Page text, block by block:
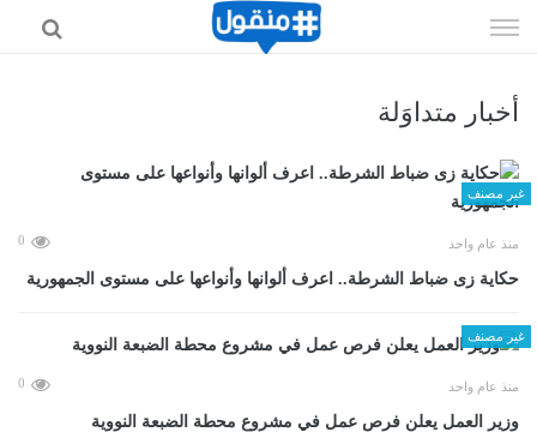
الى
أخبار متداوَلة
غير مصنف
منذ عام واحد 0
حكاية زى ضباط الشرطة.. اعرف ألوانها وأنواعها على مستوى الجمهورية
غير مصنف
منذ عام واحد 0
وزير العمل يعلن فرص عمل في مشروع محطة الضبعة النووية